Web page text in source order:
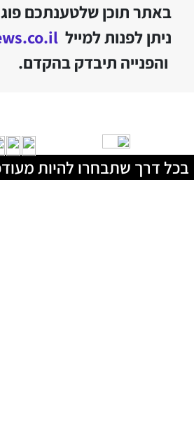
באתר תוכן שלטענתכם
ניתן לפנות למייל
והפנייה תיבדק בהקדם.
בכל דרך שתבחרו להיות